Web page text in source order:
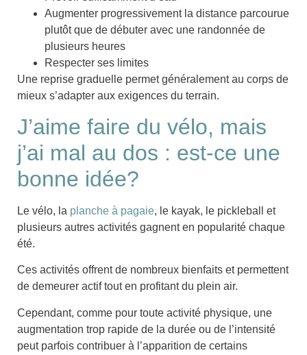
Augmenter progressivement la distance parcourue
plutôt que de débuter avec une randonnée de
plusieurs heures
Respecter ses limites
Une reprise graduelle permet généralement au corps de
mieux s’adapter aux exigences du terrain.
J’aime faire du vélo, mais
j’ai mal au dos : est-ce une
bonne idée?
Le vélo, la planche à pagaie, le kayak, le pickleball
et
plusieurs autres activités gagnent en popularité chaque
été.
Ces activités offrent de nombreux bienfaits et permettent
de demeurer actif tout en profitant du plein air.
Cependant, comme pour toute activité physique, une
augmentation trop rapide de la durée ou de l’intensité
peut parfois contribuer à l’apparition de certains